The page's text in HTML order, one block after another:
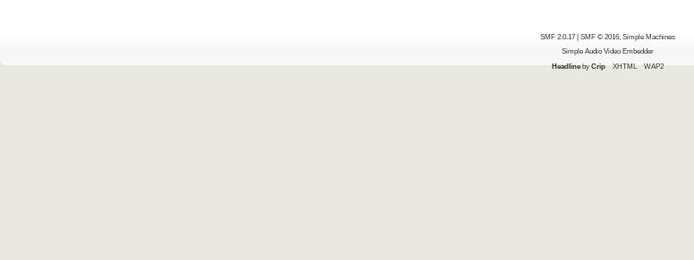
SMF 2.0.17 | SMF © 2016, Simple Machines
Simple Audio Video Embedder
HeadlinebyCrip XHTML WAP2